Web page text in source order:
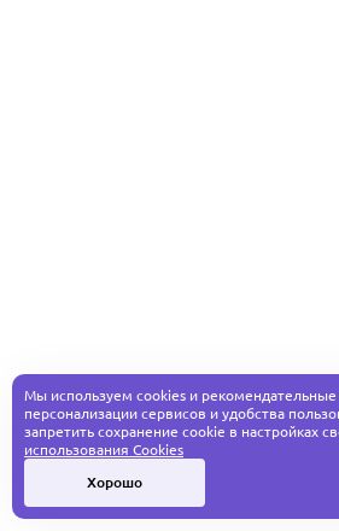
Мы используем cookies и рекомендательные
персонализации сервисов и удобства
запретить сохранение cookie в настройках
использования Cookies
Хорошо